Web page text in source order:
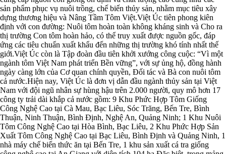
sản phẩm phục vụ nuôi trồng, chế biến thủy sản, nhằm mục tiêu xây
dựng thương hiệu và Nâng Tầm Tôm Việt.Việt Úc tiên phong kiên
định với con đường: Nuôi tôm hoàn toàn không kháng sinh và Cho ra
thị trường Con tôm hoàn hảo, có thể truy xuất được nguồn gốc, đáp
ứng các tiêu chuẩn xuất khẩu đến những thị trường khó tính nhất thế
giới.Việt Úc còn là Tập đoàn đầu tiên khởi xướng công cuộc: “Vì một
ngành tôm Việt Nam phát triển Bền vững”, với sự ủng hộ, đồng hành
ngày càng lớn của Cơ quan chính quyền, Đối tác và Bà con nuôi tôm
cả nước.Hiện nay, Việt Úc là đơn vị dẫn đầu ngành thủy sản tại Việt
Nam với đội ngũ nhân sự hùng hậu trên 2.000 người, quy mô hơn 17
công ty trải dài khắp cả nước gồm: 9 Khu Phức Hợp Tôm Giống
Công Nghệ Cao tại Cà Mau, Bạc Liêu, Sóc Trăng, Bến Tre, Bình
Thuận, Ninh Thuận, Bình Định, Nghệ An, Quảng Ninh; 1 Khu Nuôi
Tôm Công Nghệ Cao tại Hòa Bình, Bạc Liêu, 2 Khu Phức Hợp Sản
Xuất Tôm Công Nghệ Cao tại Bạc Liêu, Bình Định và Quảng Ninh, 1
nhà máy chế biến thức ăn tại Bến Tre, 1 khu sản xuất cá tra giống